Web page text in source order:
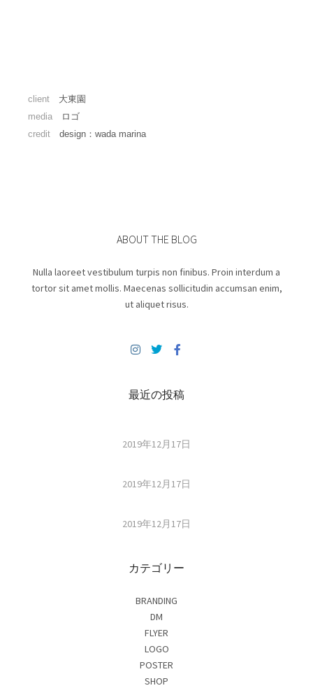
client 大東園
media ロゴ
credit design：wada marina
ABOUT THE BLOG
Nulla laoreet vestibulum turpis non finibus. Proin interdum a
tortor sit amet mollis. Maecenas sollicitudin accumsan enim,
ut aliquet risus.
最近の投稿
2019年12月17日
2019年12月17日
2019年12月17日
カテゴリー
BRANDING
DM
FLYER
LOGO
POSTER
SHOP